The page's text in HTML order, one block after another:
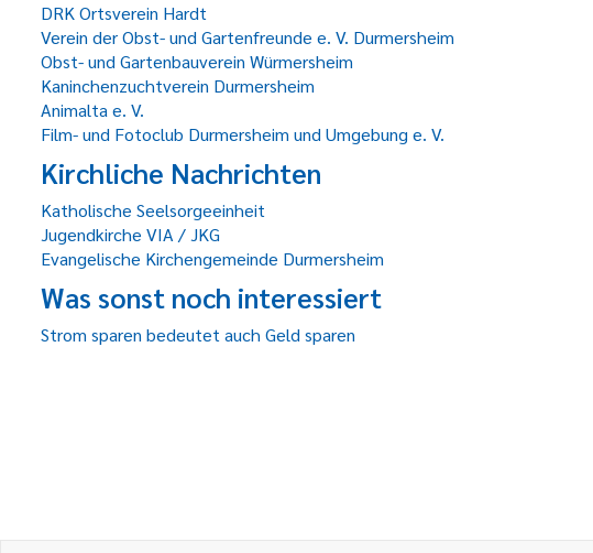
DRK Ortsverein Hardt
Verein der Obst- und Gartenfreunde e. V. Durmersheim
Obst- und Gartenbauverein Würmersheim
Kaninchenzuchtverein Durmersheim
Animalta e. V.
Film- und Fotoclub Durmersheim und Umgebung e. V.
Kirchliche Nachrichten
Katholische Seelsorgeeinheit
Jugendkirche VIA / JKG
Evangelische Kirchengemeinde Durmersheim
Was sonst noch interessiert
Strom sparen bedeutet auch Geld sparen